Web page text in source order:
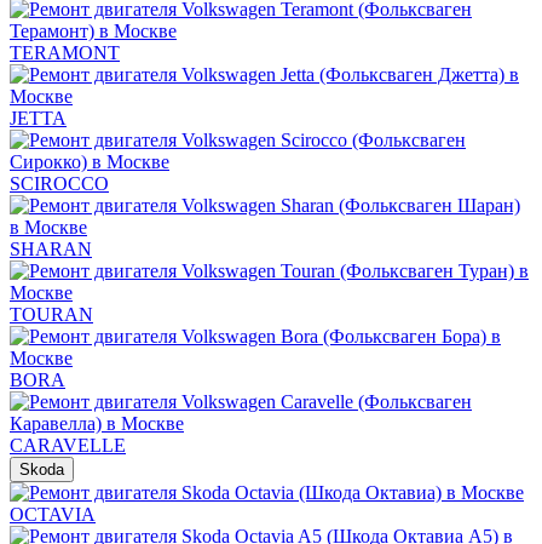
TERAMONT
JETTA
SCIROCCO
SHARAN
TOURAN
BORA
CARAVELLE
Skoda
OCTAVIA